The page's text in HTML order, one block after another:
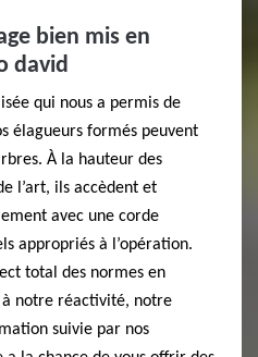
bien mis en
david
qui nous a permis de
élagueurs formés peuvent
À la hauteur des
l’art, ils accèdent et
avec une corde
appropriés à l’opération.
total des normes en
notre réactivité, notre
suivie par nos